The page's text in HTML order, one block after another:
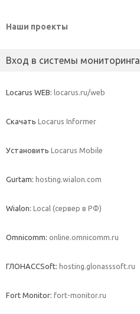
Наши проекты
Вход в системы мониторинга
Locarus WEB: locarus.ru/web
Скачать Locarus Informer
Установить Locarus Mobile
Gurtam: hosting.wialon.com
Wialon: Local (сервер в РФ)
Omnicomm: online.omnicomm.ru
ГЛОНАССSoft: hosting.glonasssoft.ru
Fort Monitor: fort-monitor.ru